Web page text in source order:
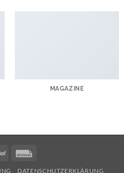
MAGAZINE
PayPal
DATENSCHUTZERKLÄRUNG